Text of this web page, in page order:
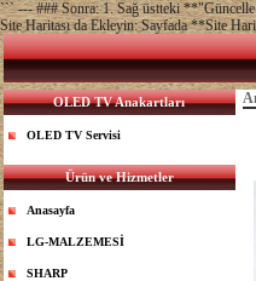
``` --- ### Sonra: 1. Sağ üstteki
Site Haritası da Ekleyin: Sayfada **Site
OLED TV Anakartları
OLED TV Servisi
Ürün ve Hizmetler
Anasayfa
LG-MALZEMESİ
SHARP